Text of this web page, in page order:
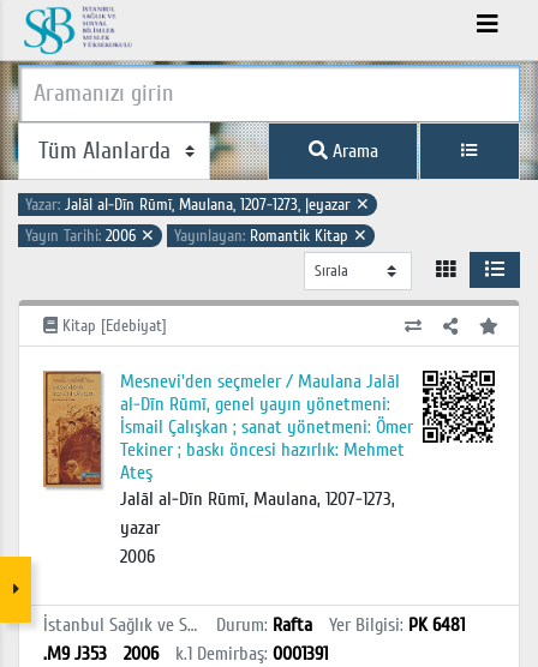
Arama
Yazar: Jalāl al-Dīn Rūmī, Maulana, 1207-1273, |eyazar ✕
Yayın Tarihi: 2006 ✕ Yayınlayan: Romantik Kitap ✕
Kitap [Edebiyat]
Mesnevi'den seçmeler / Maulana Jalāl
al-Dīn Rūmī, genel yayın yönetmeni:
İsmail Çalışkan ; sanat yönetmeni: Ömer
Tekiner ; baskı öncesi hazırlık: Mehmet
Ateş
Jalāl al-Dīn Rūmī, Maulana, 1207-1273,
yazar
2006
İstanbul Sağlık ve Sosyal Bilimler MYO Kütüphanesi Durum: Rafta Yer Bilgisi: PK 6481
.M9 J353
2006 k.1 Demirbaş: 0001391